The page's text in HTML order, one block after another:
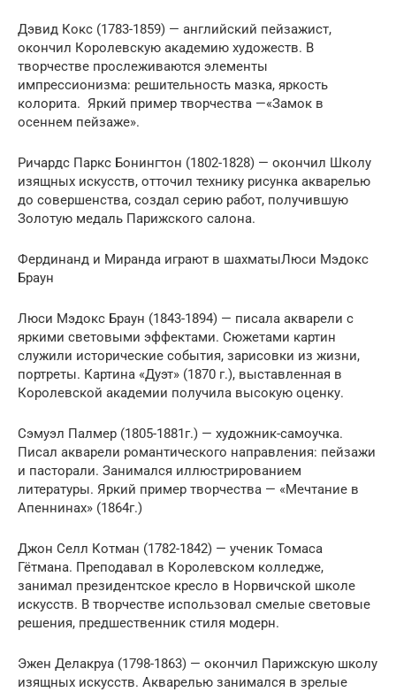
Дэвид Кокс (1783-1859) — английский пейзажист,
окончил Королевскую академию художеств. В
творчестве прослеживаются элементы
импрессионизма: решительность мазка, яркость
колорита. Яркий пример творчества —«Замок в
осеннем пейзаже».
Ричардс Паркс Бонингтон (1802-1828) — окончил Школу
изящных искусств, отточил технику рисунка акварелью
до совершенства, создал серию работ, получившую
Золотую медаль Парижского салона.
Фердинанд и Миранда играют в шахматыЛюси Мэдокс
Браун
Люси Мэдокс Браун (1843-1894) — писала акварели с
яркими световыми эффектами. Сюжетами картин
служили исторические события, зарисовки из жизни,
портреты. Картина «Дуэт» (1870 г.), выставленная в
Королевской академии получила высокую оценку.
Cэмуэл Палмер (1805-1881г.) — художник-самоучка.
Писал акварели романтического направления: пейзажи
и пасторали. Занимался иллюстрированием
литературы. Яркий пример творчества — «Мечтание в
Апеннинах» (1864г.)
Джон Селл Котман (1782-1842) — ученик Томаса
Гётмана. Преподавал в Королевском колледже,
занимал президентское кресло в Норвичской школе
искусств. В творчестве использовал смелые световые
решения, предшественник стиля модерн.
Эжен Делакруа (1798-1863) — окончил Парижскую школу
изящных искусств. Акварелью занимался в зрелые